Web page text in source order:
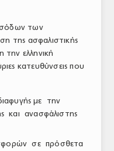
των
της ασφαλιστικής
την ελληνική
κατευθύνσεις που
με την
και ανασφάλιστης
σε πρόσθετα